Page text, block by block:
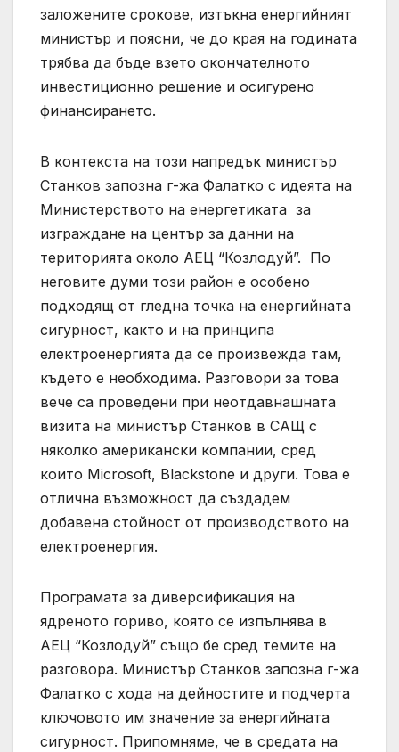
заложените срокове, изтъкна енергийният
министър и поясни, че до края на годината
трябва да бъде взето окончателното
инвестиционно решение и осигурено
финансирането.
В контекста на този напредък министър
Станков запозна г-жа Фалатко с идеята на
Министерството на енергетиката за
изграждане на център за данни на
територията около АЕЦ “Козлодуй”. По
неговите думи този район е особено
подходящ от гледна точка на енергийната
сигурност, както и на принципа
електроенергията да се произвежда там,
където е необходима. Разговори за това
вече са проведени при неотдавнашната
визита на министър Станков в САЩ с
няколко американски компании, сред
които Microsoft, Blackstone и други. Това е
отлична възможност да създадем
добавена стойност от производството на
електроенергия.
Програмата за диверсификация на
ядреното гориво, която се изпълнява в
АЕЦ “Козлодуй” също бе сред темите на
разговора. Министър Станков запозна г-жа
Фалатко с хода на дейностите и подчерта
ключовото им значение за енергийната
сигурност. Припомняме, че в средата на